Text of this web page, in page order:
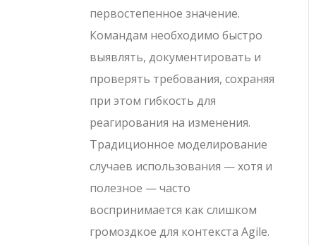
первостепенное значение.
Командам необходимо быстро
выявлять, документировать и
проверять требования, сохраняя
при этом гибкость для
реагирования на изменения.
Традиционное моделирование
случаев использования — хотя и
полезное — часто
воспринимается как слишком
громоздкое для контекста Agile.